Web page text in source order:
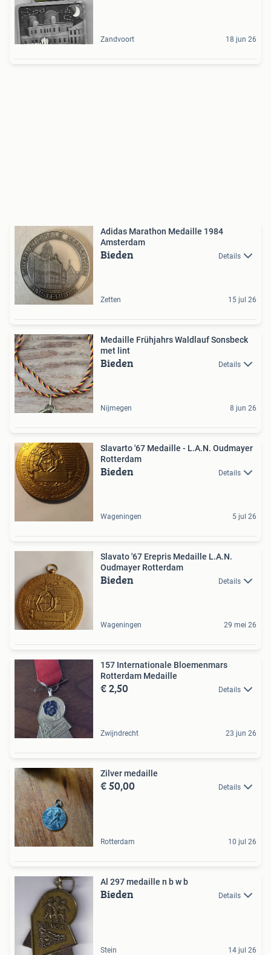
Zandvoort 18 jun 26
Adidas Marathon Medaille 1984
Amsterdam
Bieden Details
Zetten 15 jul 26
Medaille Frühjahrs Waldlauf Sonsbeck
met lint
Bieden Details
Nijmegen 8 jun 26
Slavarto '67 Medaille - L.A.N. Oudmayer
Rotterdam
Bieden Details
Wageningen 5 jul 26
Slavato '67 Erepris Medaille L.A.N.
Oudmayer Rotterdam
Bieden Details
Wageningen 29 mei 26
157 Internationale Bloemenmars
Rotterdam Medaille
€ 2,50 Details
Zwijndrecht 23 jun 26
Zilver medaille
€ 50,00 Details
Rotterdam 10 jul 26
Al 297 medaille n b w b
Bieden Details
Stein 14 jul 26